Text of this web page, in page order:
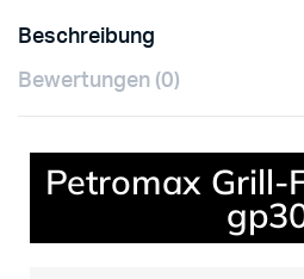
Beschreibung
Bewertungen (0)
Petromax Grill-